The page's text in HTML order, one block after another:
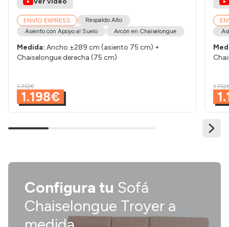
ENVÍO EXPRESS
Respaldo Alto
Asiento con Apoyo al Suelo
Arcón en Chaiselongue
Medida: Ancho ±289 cm (asiento 75 cm) +
Chaiselongue derecha (75 cm)
1.712€
1.198€
Configura tu Sofá
Chaiselongue Troyer a